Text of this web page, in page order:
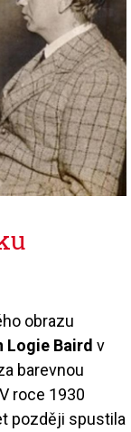
obrazu
Logie Baird v
barevnou
roce 1930
později spustila